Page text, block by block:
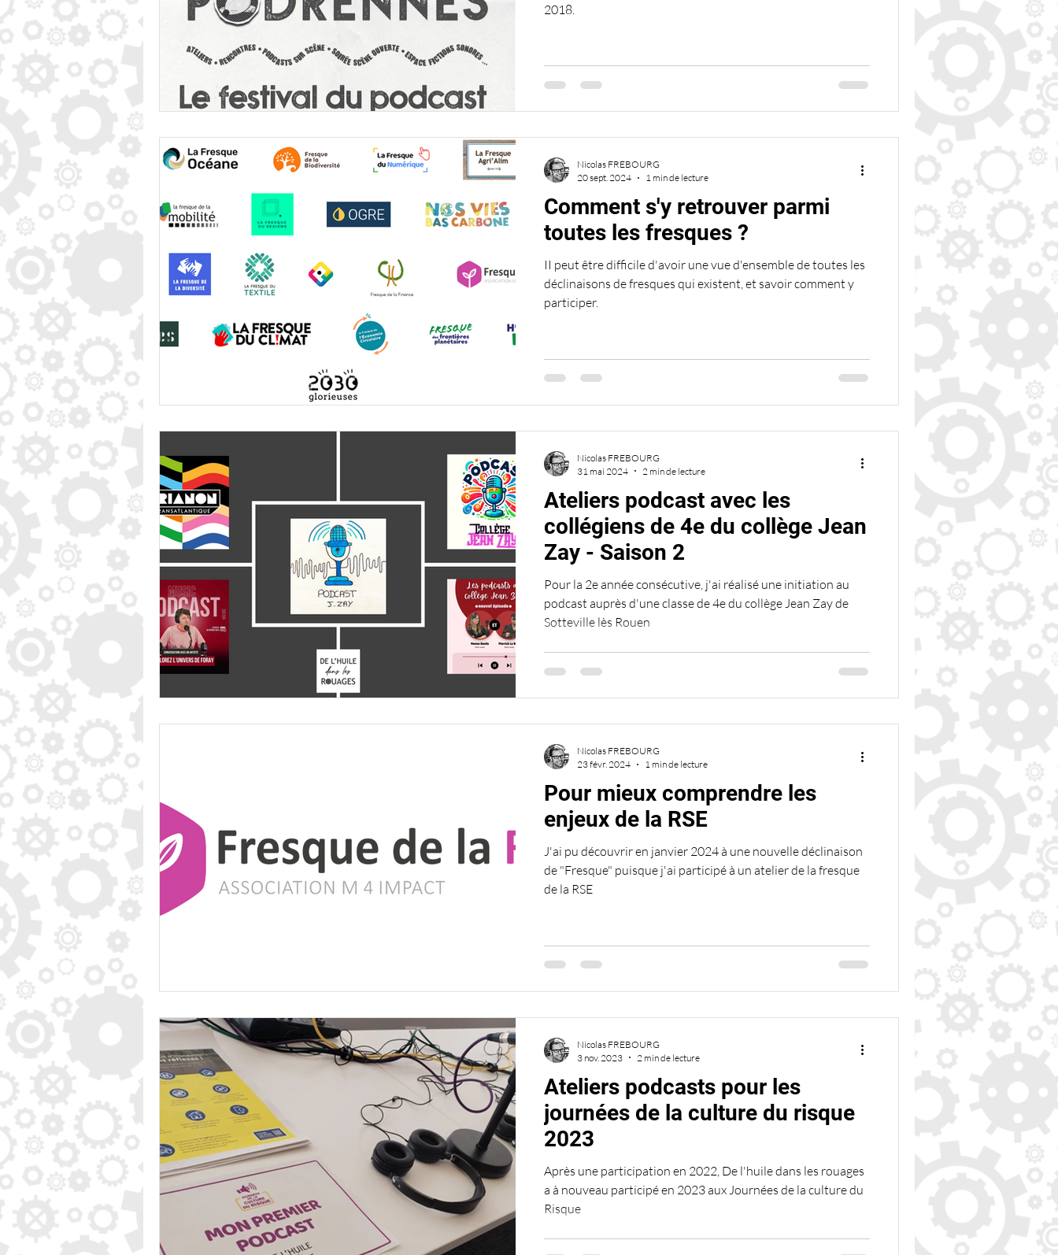
2018.
Comment s'y retrouver parmi
toutes les fresques ?
II peut être difficile d'avoir une vue d'ensemble de toutes les
déclinaisons de fresques qui existent, et savoir comment y
participer.
Nicolas FREBOURG
20 sept. 2024
1 min de lecture
Ateliers podcast avec les
collégiens de 4e du collège Jean
Zay - Saison 2
Pour la 2e année consécutive, j'ai réalisé une initiation au
podcast auprès d'une classe de 4e du collège Jean Zay de
Sotteville lès Rouen
Nicolas FREBOURG
31 mai 2024
2 min de lecture
Pour mieux comprendre les
enjeux de la RSE
J'ai pu découvrir en janvier 2024 à une nouvelle déclinaison
de "Fresque" puisque j'ai participé à un atelier de la fresque
de la RSE
Nicolas FREBOURG
23 févr. 2024
1 min de lecture
Ateliers podcasts pour les
journées de la culture du risque
2023
Après une participation en 2022, De l'huile dans les rouages
a à nouveau participé en 2023 aux Journées de la culture du
Risque
Nicolas FREBOURG
3 nov. 2023
2 min de lecture